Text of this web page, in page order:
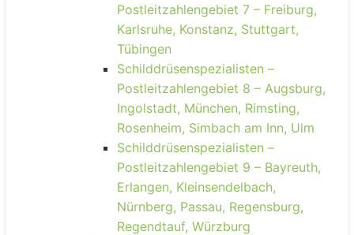
Postleitzahlengebiet 7 – Freiburg,
Karlsruhe, Konstanz, Stuttgart,
Tübingen
Schilddrüsenspezialisten –
Postleitzahlengebiet 8 – Augsburg,
Ingolstadt, München, Rimsting,
Rosenheim, Simbach am Inn, Ulm
Schilddrüsenspezialisten –
Postleitzahlengebiet 9 – Bayreuth,
Erlangen, Kleinsendelbach,
Nürnberg, Passau, Regensburg,
Regendtauf, Würzburg